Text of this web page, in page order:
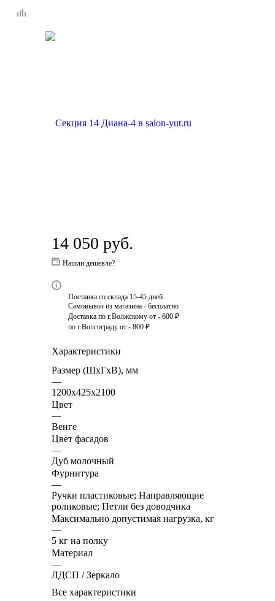
14 050 руб.
Нашли дешевле?
Поставка со склада 15-45 дней
Самовывоз из магазина - бесплатно
Доставка по г.Волжскому от - 600 ₽
по г.Волгограду от - 800 ₽
Характеристики
Размер (ШхГхВ), мм
—
1200х425х2100
Цвет
—
Венге
Цвет фасадов
—
Дуб молочный
Фурнитура
—
Ручки пластиковые; Направляющие
роликовые; Петли без доводчика
Максимально допустимая нагрузка, кг
—
5 кг на полку
Материал
—
ЛДСП / Зеркало
Все характеристики